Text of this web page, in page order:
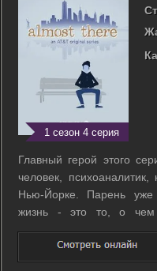
1 сезон 4 серия
Главный герой этого
человек,
Нью-Йорке. Парень уже
жизнь - это то, о чем
мужчинам. Зато он
счастливым, ведь не
Главный герой все